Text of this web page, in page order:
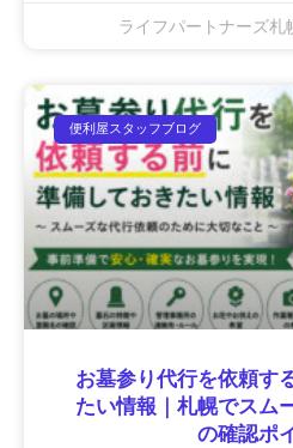
ライフパートナーズ札
便利屋スタッフブログ
お墓参り代行を依頼す
たい情報｜札幌でスム
の確認ポ